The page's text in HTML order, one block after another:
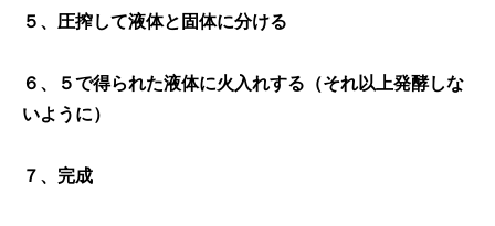
５、圧搾して液体と固体に分ける
６、５で得られた液体に火入れする（それ以上発酵しな
いように）
７、完成